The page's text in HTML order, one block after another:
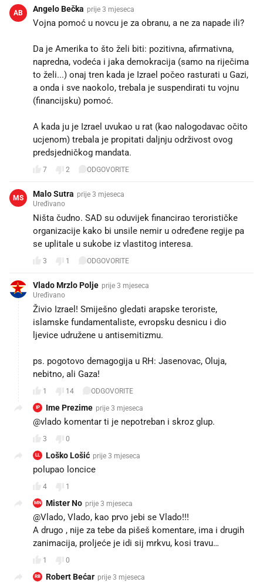
AB Angelo Bečka prije 3 mjeseca
Vojna pomoć u novcu je za obranu, a ne za napade ili?
Da je Amerika to što želi biti: pozitivna, afirmativna,
napredna, vodeća i jaka demokracija (samo na riječima
to želi...) onaj tren kada je Izrael počeo rasturati u Gazi,
a onda i sve naokolo, trebala je suspendirati tu vojnu
(financijsku) pomoć.
A kada ju je Izrael uvukao u rat (kao nalogodavac očito
ucjenom) trebala je propitati daljnju održivost ovog
predsjedničkog mandata.
7 2 ODGOVORITE
MS Malo Sutra prije 3 mjeseca
Uređivano
Ništa čudno. SAD su oduvijek financirao terorističke
organizacije kako bi unsile nemir u određene regije pa
se uplitale u sukobe iz vlastitog interesa.
3 1 ODGOVORITE
Vlado Mrzlo Polje prije 3 mjeseca
Uređivano
Živio Izrael! Smiješno gledati arapske teroriste,
islamske fundamentaliste, evropsku desnicu i dio
ljevice udružene u antisemitizmu.
ps. pogotovo demagogija u RH: Jasenovac, Oluja,
nebitno, ali Gaza!
1 14 ODGOVORITE
IP Ime Prezime prije 3 mjeseca
@vlado komentar ti je nepotreban i skroz glup.
3 0
LL Loško Lošić prije 3 mjeseca
polupao loncice
4 1
MN Mister No prije 3 mjeseca
@Vlado, Vlado, kao prvo jebi se Vlado!!!
A drugo , nije za tebe da pišeš komentare, ima i drugih
zanimacija, proljeće je idi sij mrkvu, kosi travu…
1 0
RB Robert Bećar prije 3 mjeseca